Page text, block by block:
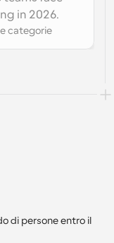
in 2026.
where
categorie
di persone entro il